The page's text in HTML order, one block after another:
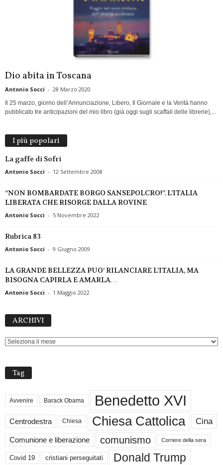
Dio abita in Toscana
Antonio Socci - 28 Marzo 2020
Il 25 marzo, giorno dell’Annunciazione, Libero, Il Giornale e la Verità hanno
pubblicato tre anticipazioni del mio libro (già oggi sugli scaffali delle librerie),...
I più popolari
La gaffe di Sofri
Antonio Socci - 12 Settembre 2008
“NON BOMBARDATE BORGO SANSEPOLCRO!”. L’ITALIA
LIBERATA CHE RISORGE DALLA ROVINE
Antonio Socci - 5 Novembre 2022
Rubrica 83
Antonio Socci - 9 Giugno 2009
LA GRANDE BELLEZZA PUO’ RILANCIARE L’ITALIA, MA
BISOGNA CAPIRLA E AMARLA…
Antonio Socci - 1 Maggio 2022
ARCHIVI
Tag
Avvenire Barack Obama Benedetto XVI
Centrodestra Chiesa Chiesa Cattolica Cina
Comunione e liberazione comunismo Corriere della sera
Covid 19 cristiani perseguitati Donald Trump